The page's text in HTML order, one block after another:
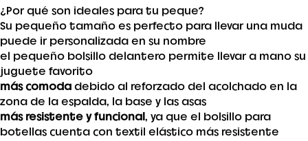
¿Por qué son ideales para tu peque?
Su pequeño tamaño es perfecto para llevar una muda
puede ir personalizada en su nombre
el pequeño bolsillo delantero permite llevar a mano su
juguete favorito
más comoda debido al reforzado del acolchado en la
zona de la espalda, la base y las asas
más resistente y funcional , ya que el bolsillo para
botellas cuenta con textil elástico más resistente